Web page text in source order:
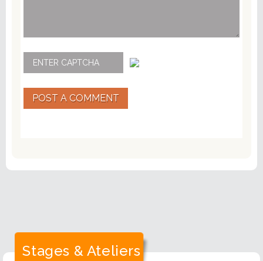
POST A COMMENT
Stages & Ateliers